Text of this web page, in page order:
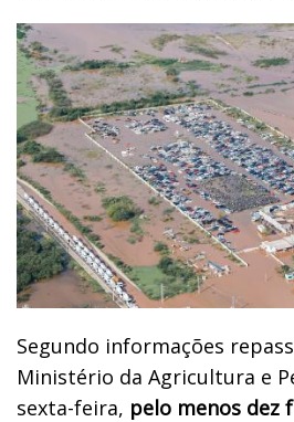
Segundo informações
Ministério da Agricultura e
sexta-feira, pelo menos dez